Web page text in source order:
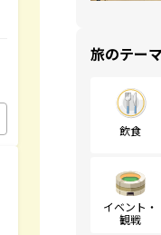
旅のテーマ
飲食
イベント・
観戦